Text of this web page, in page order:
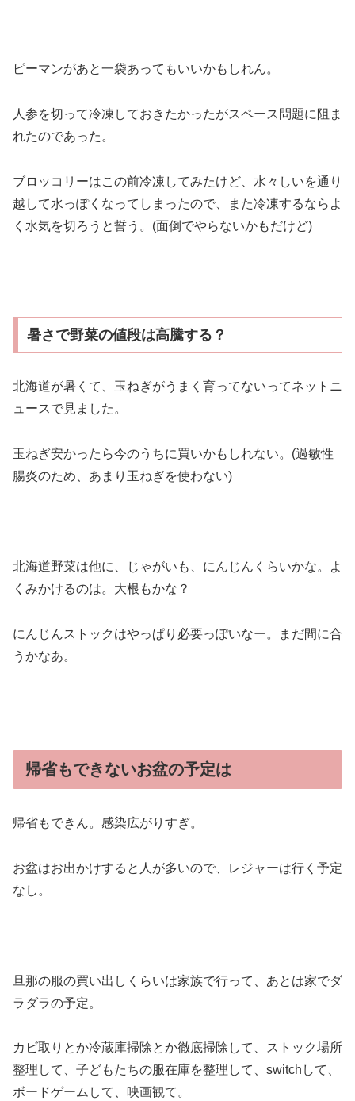
ピーマンがあと一袋あってもいいかもしれん。
人参を切って冷凍しておきたかったがスペース問題に阻ま
れたのであった。
ブロッコリーはこの前冷凍してみたけど、水々しいを通り
越して水っぽくなってしまったので、また冷凍するならよ
く水気を切ろうと誓う。(面倒でやらないかもだけど)
暑さで野菜の値段は高騰する？
北海道が暑くて、玉ねぎがうまく育ってないってネットニ
ュースで見ました。
玉ねぎ安かったら今のうちに買いかもしれない。(過敏性
腸炎のため、あまり玉ねぎを使わない)
北海道野菜は他に、じゃがいも、にんじんくらいかな。よ
くみかけるのは。大根もかな？
にんじんストックはやっぱり必要っぽいなー。まだ間に合
うかなあ。
帰省もできないお盆の予定は
帰省もできん。感染広がりすぎ。
お盆はお出かけすると人が多いので、レジャーは行く予定
なし。
旦那の服の買い出しくらいは家族で行って、あとは家でダ
ラダラの予定。
カビ取りとか冷蔵庫掃除とか徹底掃除して、ストック場所
整理して、子どもたちの服在庫を整理して、switchして、
ボードゲームして、映画観て。